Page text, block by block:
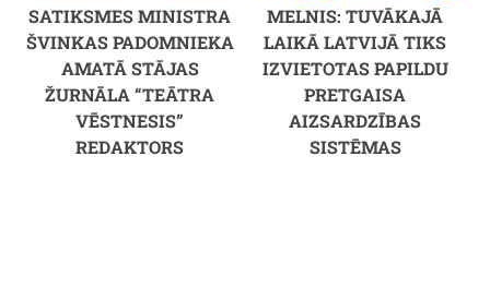
SATIKSMES MINISTRA
ŠVINKAS PADOMNIEKA
AMATĀ STĀJAS
ŽURNĀLA “TEĀTRA
VĒSTNESIS”
REDAKTORS
MELNIS: TUVĀKAJĀ
LAIKĀ LATVIJĀ TIKS
IZVIETOTAS PAPILDU
PRETGAISA
AIZSARDZĪBAS
SISTĒMAS